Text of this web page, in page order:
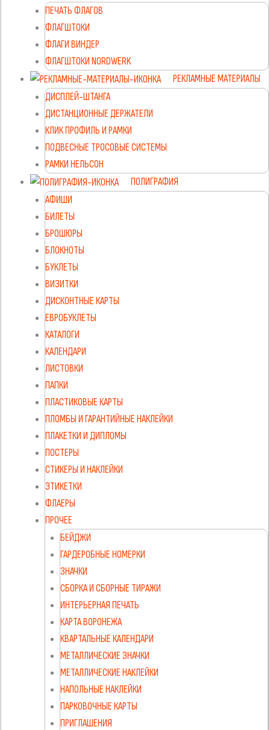
ПЕЧАТЬ ФЛАГОВ
ФЛАГШТОКИ
ФЛАГИ ВИНДЕР
ФЛАГШТОКИ NORDWERK
РЕКЛАМНЫЕ МАТЕРИАЛЫ
ДИСПЛЕЙ-ШТАНГА
ДИСТАНЦИОННЫЕ ДЕРЖАТЕЛИ
КЛИК ПРОФИЛЬ И РАМКИ
ПОДВЕСНЫЕ ТРОСОВЫЕ СИСТЕМЫ
РАМКИ НЕЛЬСОН
ПОЛИГРАФИЯ
АФИШИ
БИЛЕТЫ
БРОШЮРЫ
БЛОКНОТЫ
БУКЛЕТЫ
ВИЗИТКИ
ДИСКОНТНЫЕ КАРТЫ
ЕВРОБУКЛЕТЫ
КАТАЛОГИ
КАЛЕНДАРИ
ЛИСТОВКИ
ПАПКИ
ПЛАСТИКОВЫЕ КАРТЫ
ПЛОМБЫ И ГАРАНТИЙНЫЕ НАКЛЕЙКИ
ПЛАКЕТКИ И ДИПЛОМЫ
ПОСТЕРЫ
СТИКЕРЫ И НАКЛЕЙКИ
ЭТИКЕТКИ
ФЛАЕРЫ
ПРОЧЕЕ
БЕЙДЖИ
ГАРДЕРОБНЫЕ НОМЕРКИ
ЗНАЧКИ
СБОРКА И СБОРНЫЕ ТИРАЖИ
ИНТЕРЬЕРНАЯ ПЕЧАТЬ
КАРТА ВОРОНЕЖА
КВАРТАЛЬНЫЕ КАЛЕНДАРИ
МЕТАЛЛИЧЕСКИЕ ЗНАЧКИ
МЕТАЛЛИЧЕСКИЕ НАКЛЕЙКИ
НАПОЛЬНЫЕ НАКЛЕЙКИ
ПАРКОВОЧНЫЕ КАРТЫ
ПРИГЛАШЕНИЯ